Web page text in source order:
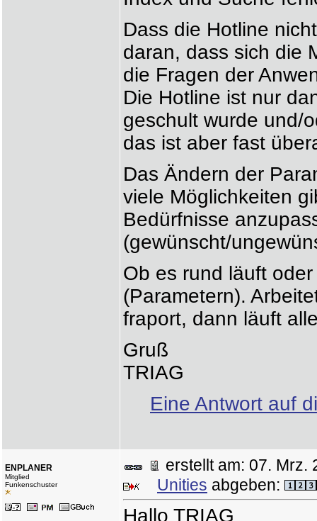
Dass die Hotline
daran, dass sich die
die Fragen der
Die Hotline ist nur
geschult wurde und/
das ist aber fast
Das Ändern der
viele Möglichkeiten
Bedürfnisse
(gewünscht/
Ob es rund läuft
(Parametern).
fraport, dann läuft
Gruß
TRIAG
Eine Antwort auf
ENPLANER
Mitglied
Funkenschuster
erstellt am: 07.
Unities abgeben:
Hallo TRIAG